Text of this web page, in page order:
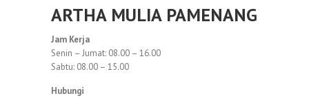
ARTHA MULIA PAMENANG
Jam Kerja
Senin – Jumat: 08.00 – 16.00
Sabtu: 08.00 – 15.00
Hubungi